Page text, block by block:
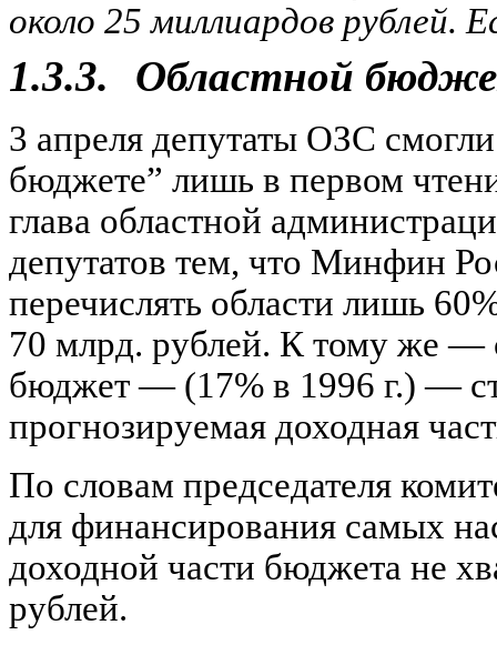
около 25 миллиардов рублей.
1.3.3. Областной
3 апреля депутаты ОЗС
бюджете” лишь в первом
глава областной
депутатов тем, что Минфин
перечислять области лишь
70 млрд. рублей. К тому же —
бюджет — (17% в 1996 г.) —
прогнозируемая доходная
По словам председателя
для финансирования самых
доходной части бюджета не
рублей.